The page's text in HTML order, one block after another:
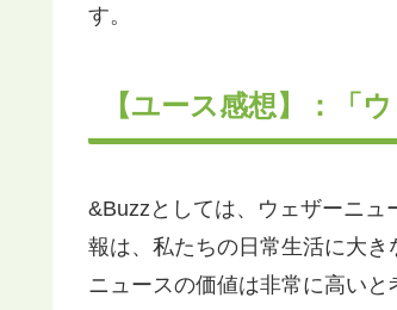
す。
【ユース感想】：「
&Buzzとしては、ウェザーニ
報は、私たちの日常生活に大
ニュースの価値は非常に高い